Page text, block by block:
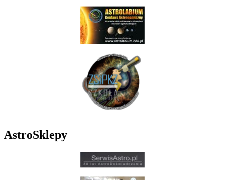
AstroSklepy